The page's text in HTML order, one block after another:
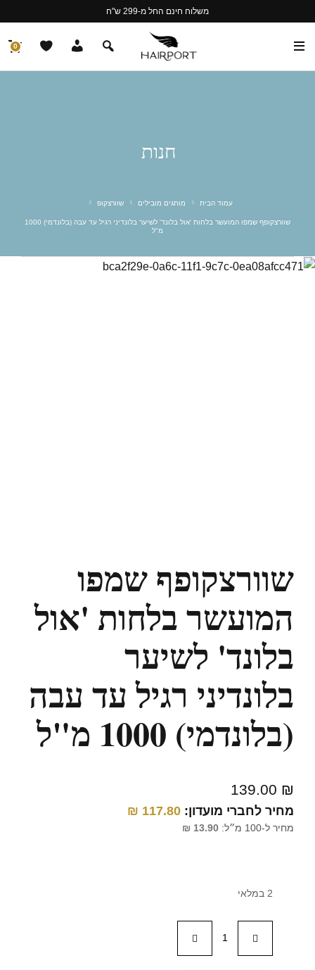
משלוח חינם החל מ-299 ש"ח
0
חנות
עמוד הבית מותגים מובילים שוורצקופ
שוורצקופף שמפו המועשר בלחות 'אול בלונד' לשיער בלונדיני רגיל עד עבה (בלונדמי) 1000
מ"ל
שוורצקופף שמפו
המועשר בלחות 'אול
בלונד' לשיער
בלונדיני רגיל עד עבה
(בלונדמי) 1000 מ"ל
139.00 ₪
מחיר לחברי מועדון: 117.80
₪
מחיר ל-100 מ״ל: 13.90
₪
2 במלאי